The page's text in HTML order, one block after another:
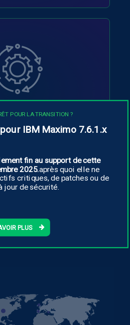
l'indisponibilité des
PLUS
POUR LA TRANSITION ?
IBM Maximo 7.6.1.x
fin au support de cette
2025.après quoi elle ne
critiques, de patches ou de
jour de sécurité.